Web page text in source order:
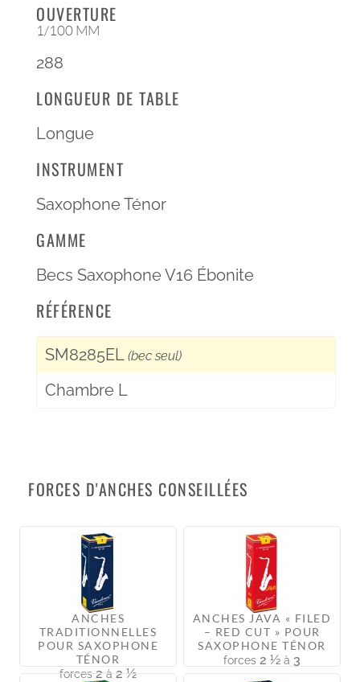
OUVERTURE
1/100 MM
288
LONGUEUR DE TABLE
Longue
INSTRUMENT
Saxophone Ténor
GAMME
Becs Saxophone V16 Ébonite
RÉFÉRENCE
SM8285EL (bec seul)
Chambre L
FORCES D'ANCHES CONSEILLÉES
ANCHES
TRADITIONNELLES
POUR SAXOPHONE
TÉNOR
forces2à2 ½
ANCHES JAVA « FILED
– RED CUT » POUR
SAXOPHONE TÉNOR
forces 2 ½ à 3